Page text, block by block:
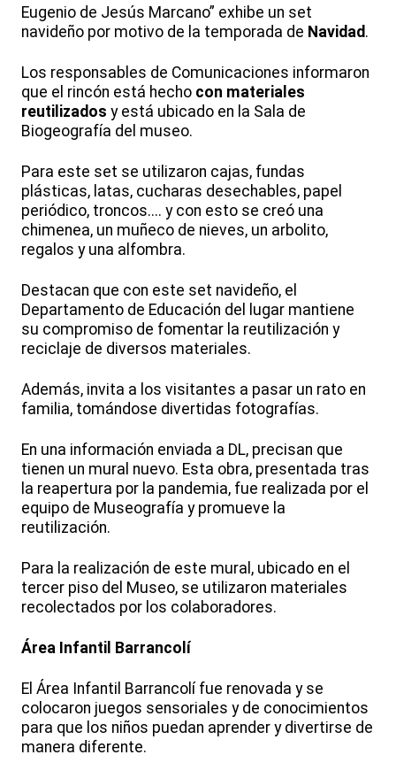
Eugenio de Jesús Marcano” exhibe un set
navideño por motivo de la temporada de Navidad.
Los responsables de Comunicaciones informaron
que el rincón está hecho con materiales
reutilizados y está ubicado en la Sala de
Biogeografía del museo.
Para este set se utilizaron cajas, fundas
plásticas, latas, cucharas desechables, papel
periódico, troncos.... y con esto se creó una
chimenea, un muñeco de nieves, un arbolito,
regalos y una alfombra.
Destacan que con este set navideño, el
Departamento de Educación del lugar mantiene
su compromiso de fomentar la reutilización y
reciclaje de diversos materiales.
Además, invita a los visitantes a pasar un rato en
familia, tomándose divertidas fotografías.
En una información enviada a DL, precisan que
tienen un mural nuevo. Esta obra, presentada tras
la reapertura por la pandemia, fue realizada por el
equipo de Museografía y promueve la
reutilización.
Para la realización de este mural, ubicado en el
tercer piso del Museo, se utilizaron materiales
recolectados por los colaboradores.
Área Infantil Barrancolí
El Área Infantil Barrancolí fue renovada y se
colocaron juegos sensoriales y de conocimientos
para que los niños puedan aprender y divertirse de
manera diferente.